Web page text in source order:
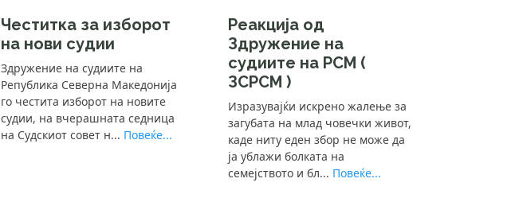
Честитка за изборот
на нови судии
Здружение на судиите на
Република Северна Македонија
го честита изборот на новите
судии, на вчерашната седница
на Судскиот совет н... Повеќе...
Реакција од
Здружение на
судиите на РСМ (
ЗСРСМ )
Изразувајќи искрено жалење за
загубата на млад човечки живот,
каде ниту еден збор не може да
ја ублажи болката на
семејството и бл... Повеќе...